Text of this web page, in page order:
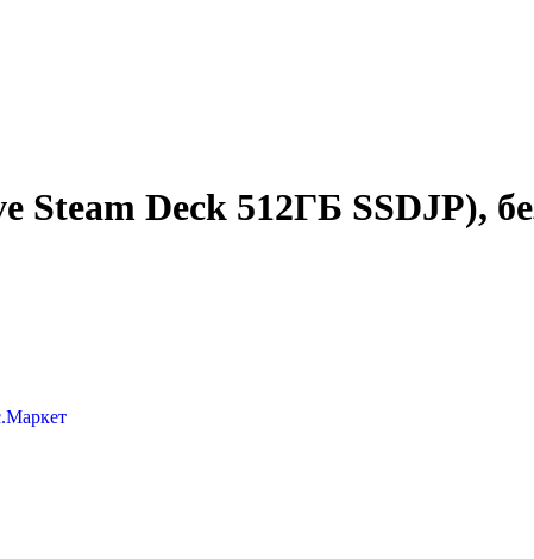
Steam Deck 512ГБ SSDJP),